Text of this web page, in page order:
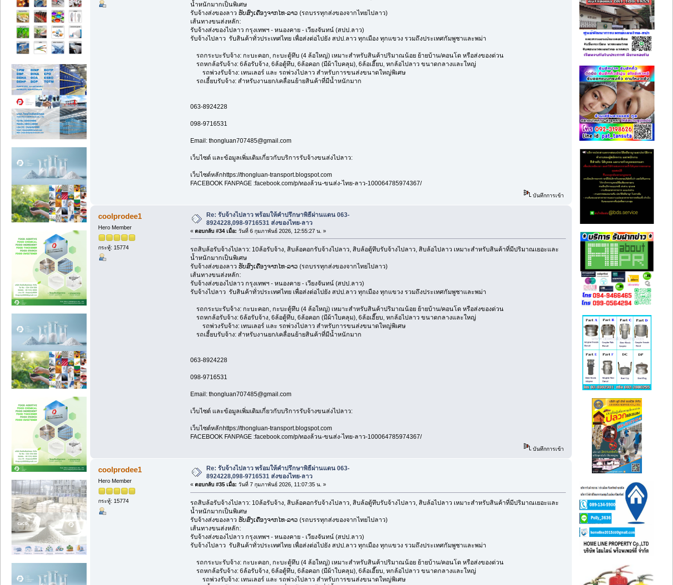
น้ำหนักมากเป็นพิเศษ
รับจ้างส่งของลาว ຮັບສົ່ງເຄື່ອງຈາກໄທ-ລາວ (รถบรรทุกส่งของจากไทยไปลาว)
เส้นทางขนส่งหลัก:
รับจ้างส่งของไปลาว กรุงเทพฯ - หนองคาย - เวียงจันทน์ (สปป.ลาว)
รับจ้างไปลาว รับสินค้าทั่วประเทศไทย เพื่อส่งต่อไปยัง สปป.ลาว ทุกเมือง ทุกแขวง รวมถึงประเทศกัมพูชาและพม่า
รถกระบะรับจ้าง: กะบะคอก, กะบะตู้ทึบ (4 ล้อใหญ่) เหมาะสำหรับสินค้าปริมาณน้อย ย้ายบ้าน/คอนโด หรือส่งของด่วน
รถหกล้อรับจ้าง: 6ล้อรับจ้าง, 6ล้อตู้ทึบ, 6ล้อคอก (มีผ้าใบคลุม), 6ล้อเฮี๊ยบ, หกล้อไปลาว ขนาดกลางและใหญ่
รถพ่วงรับจ้าง: เทนเลอร์ และ รถพ่วงไปลาว สำหรับการขนส่งขนาดใหญ่พิเศษ
รถเฮี้ยบรับจ้าง: สำหรับงานยก/เคลื่อนย้ายสินค้าที่มีน้ำหนักมาก
063-8924228
098-9716531
Email: thongluan707485@gmail.com
เว็บไซต์ และข้อมูลเพิ่มเติมเกี่ยวกับบริการรับจ้างขนส่งไปลาว:
เว็บไซต์หลักhttps://thongluan-transport.blogspot.com
FACEBOOK FANPAGE :facebook.com/p/ทองล้วน-ขนส่ง-ไทย-ลาว-100064785974367/
บันทึกการเข้า
coolprodee1
Hero Member
กระทู้: 15774
Re: รับจ้างไปลาว พร้อมให้คำปรึกษาพิธีผ่านแดน 063-
8924228,098-9716531 ส่งของไทย-ลาว
« ตอบกลับ #34 เมื่อ: วันที่ 6 กุมภาพันธ์ 2026, 12:55:27 น. »
รถสิบล้อรับจ้างไปลาว: 10ล้อรับจ้าง, สิบล้อคอกรับจ้างไปลาว, สิบล้อตู้ทึบรับจ้างไปลาว, สิบล้อไปลาว เหมาะสำหรับสินค้าที่มีปริมาณเยอะและ
น้ำหนักมากเป็นพิเศษ
รับจ้างส่งของลาว ຮັບສົ່ງເຄື່ອງຈາກໄທ-ລາວ (รถบรรทุกส่งของจากไทยไปลาว)
เส้นทางขนส่งหลัก:
รับจ้างส่งของไปลาว กรุงเทพฯ - หนองคาย - เวียงจันทน์ (สปป.ลาว)
รับจ้างไปลาว รับสินค้าทั่วประเทศไทย เพื่อส่งต่อไปยัง สปป.ลาว ทุกเมือง ทุกแขวง รวมถึงประเทศกัมพูชาและพม่า
รถกระบะรับจ้าง: กะบะคอก, กะบะตู้ทึบ (4 ล้อใหญ่) เหมาะสำหรับสินค้าปริมาณน้อย ย้ายบ้าน/คอนโด หรือส่งของด่วน
รถหกล้อรับจ้าง: 6ล้อรับจ้าง, 6ล้อตู้ทึบ, 6ล้อคอก (มีผ้าใบคลุม), 6ล้อเฮี๊ยบ, หกล้อไปลาว ขนาดกลางและใหญ่
รถพ่วงรับจ้าง: เทนเลอร์ และ รถพ่วงไปลาว สำหรับการขนส่งขนาดใหญ่พิเศษ
รถเฮี้ยบรับจ้าง: สำหรับงานยก/เคลื่อนย้ายสินค้าที่มีน้ำหนักมาก
063-8924228
098-9716531
Email: thongluan707485@gmail.com
เว็บไซต์ และข้อมูลเพิ่มเติมเกี่ยวกับบริการรับจ้างขนส่งไปลาว:
เว็บไซต์หลักhttps://thongluan-transport.blogspot.com
FACEBOOK FANPAGE :facebook.com/p/ทองล้วน-ขนส่ง-ไทย-ลาว-100064785974367/
บันทึกการเข้า
coolprodee1
Hero Member
กระทู้: 15774
Re: รับจ้างไปลาว พร้อมให้คำปรึกษาพิธีผ่านแดน 063-
8924228,098-9716531 ส่งของไทย-ลาว
« ตอบกลับ #35 เมื่อ: วันที่ 7 กุมภาพันธ์ 2026, 11:07:35 น. »
รถสิบล้อรับจ้างไปลาว: 10ล้อรับจ้าง, สิบล้อคอกรับจ้างไปลาว, สิบล้อตู้ทึบรับจ้างไปลาว, สิบล้อไปลาว เหมาะสำหรับสินค้าที่มีปริมาณเยอะและ
น้ำหนักมากเป็นพิเศษ
รับจ้างส่งของลาว ຮັບສົ່ງເຄື່ອງຈາກໄທ-ລາວ (รถบรรทุกส่งของจากไทยไปลาว)
เส้นทางขนส่งหลัก:
รับจ้างส่งของไปลาว กรุงเทพฯ - หนองคาย - เวียงจันทน์ (สปป.ลาว)
รับจ้างไปลาว รับสินค้าทั่วประเทศไทย เพื่อส่งต่อไปยัง สปป.ลาว ทุกเมือง ทุกแขวง รวมถึงประเทศกัมพูชาและพม่า
รถกระบะรับจ้าง: กะบะคอก, กะบะตู้ทึบ (4 ล้อใหญ่) เหมาะสำหรับสินค้าปริมาณน้อย ย้ายบ้าน/คอนโด หรือส่งของด่วน
รถหกล้อรับจ้าง: 6ล้อรับจ้าง, 6ล้อตู้ทึบ, 6ล้อคอก (มีผ้าใบคลุม), 6ล้อเฮี๊ยบ, หกล้อไปลาว ขนาดกลางและใหญ่
รถพ่วงรับจ้าง: เทนเลอร์ และ รถพ่วงไปลาว สำหรับการขนส่งขนาดใหญ่พิเศษ